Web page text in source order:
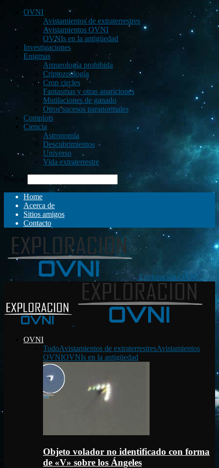
OVNI
Avistamientos de extraterrestres
Avistamientos OVNI
OVNIs en la antigüedad
Investigaciones
Enigmas
Arqueología prohibida
Criptozoología
Crop circles
Fantasmas y otras apariciones
Mutilaciones de ganado
Otros sucesos paranormales
Complots
Ciencia
Astronomía
Descubrimientos
Universo
Vida extraterrestre
Buscar
Home
Acerca de
Sitios amigos
Contacto
Exploración OVNI
OVNI
TodoAvistamientos de extraterrestresAvistamientos
OVNIOVNIs en la antigüedad
Objeto volador no identificado con forma
de «V» sobre los Ángeles